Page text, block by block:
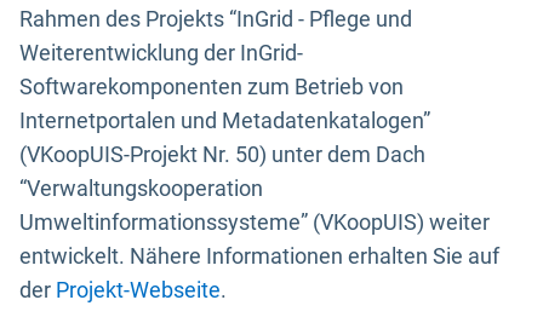
Rahmen des Projekts “InGrid - Pflege und
Weiterentwicklung der InGrid-
Softwarekomponenten zum Betrieb von
Internetportalen und Metadatenkatalogen”
(VKoopUIS-Projekt Nr. 50) unter dem Dach
“Verwaltungskooperation
Umweltinformationssysteme” (VKoopUIS) weiter
entwickelt. Nähere Informationen erhalten Sie auf
der Projekt-Webseite.